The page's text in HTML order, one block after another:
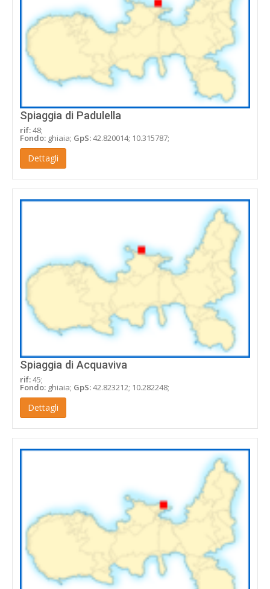
Spiaggia di Padulella
rif:48;
Fondo: ghiaia; GpS:42.820014; 10.315787;
Dettagli
Spiaggia di Acquaviva
rif:45;
Fondo: ghiaia; GpS:42.823212; 10.282248;
Dettagli